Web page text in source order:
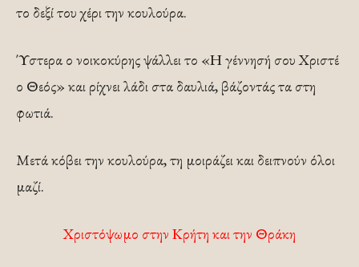
το δεξί του χέρι την κουλούρα.
Ύστερα ο νοικοκύρης ψάλλει το «Η γέννησή σου Χριστέ
ο Θεός» και ρίχνει λάδι στα δαυλιά, βάζοντάς τα στη
φωτιά.
Μετά κόβει την κουλούρα, τη μοιράζει και δειπνούν όλοι
μαζί.
Χριστόψωμο στην Κρήτη και την Θράκη